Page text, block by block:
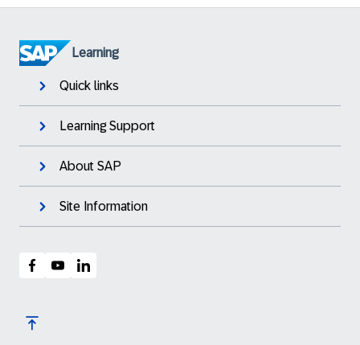
Learning
Quick links
Learning Support
About SAP
Site Information